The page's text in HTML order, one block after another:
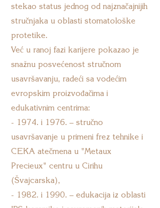
stekao status jednog od najznačajnijih
stručnjaka u oblasti stomatološke
protetike.
Već u ranoj fazi karijere pokazao je
snažnu posvećenost stručnom
usavršavanju, radeći sa vodećim
evropskim proizvođačima i
edukativnim centrima:
- 1974. i 1976. – stručno
usavršavanje u primeni frez tehnike i
CEKA atečmena u "Metaux
Precieux" centru u Cirihu
(Švajcarska),
- 1982. i 1990. – edukacija iz oblasti